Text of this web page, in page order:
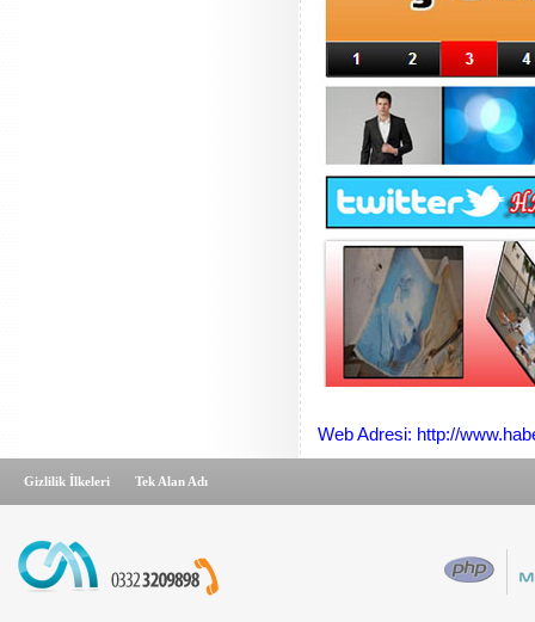
Web Adresi: http://
Gizlilik İlkeleri Tek Alan Adı